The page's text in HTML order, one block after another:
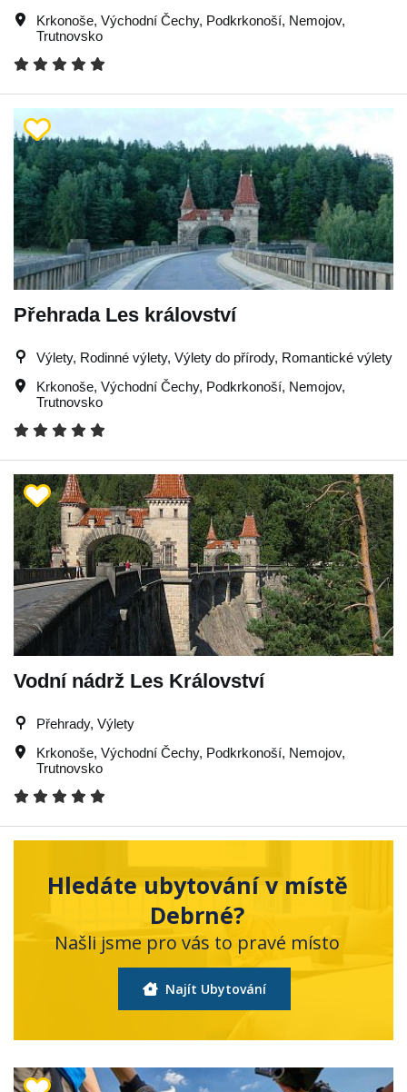
Krkonoše, Východní Čechy, Podkrkonoší, Nemojov,
Trutnovsko
Přehrada Les království
Výlety, Rodinné výlety, Výlety do přírody, Romantické výlety
Krkonoše, Východní Čechy, Podkrkonoší, Nemojov,
Trutnovsko
Vodní nádrž Les Království
Přehrady, Výlety
Krkonoše, Východní Čechy, Podkrkonoší, Nemojov,
Trutnovsko
Hledáte ubytování v místě
Debrné?
Našli jsme pro vás to pravé místo
Najít Ubytování